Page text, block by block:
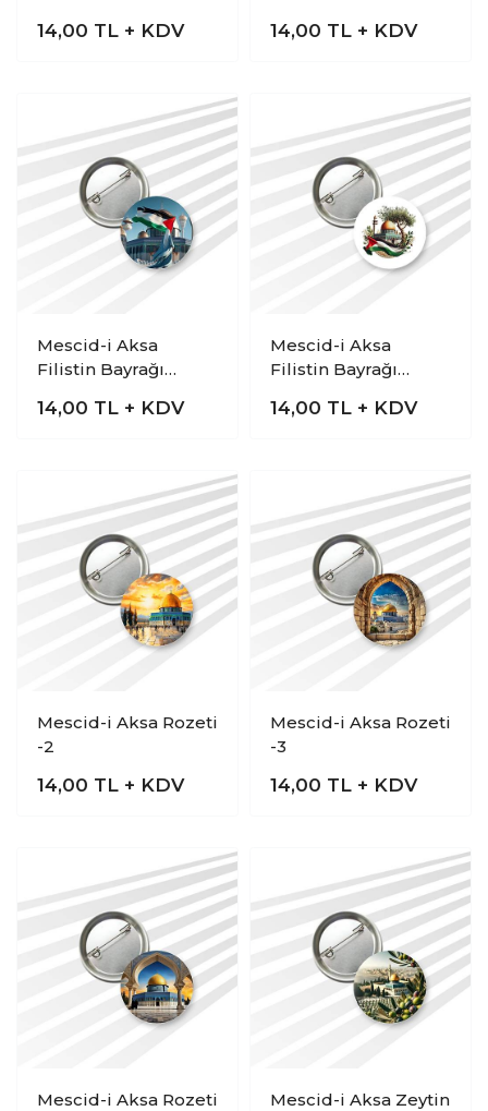
14,00 TL + KDV 14,00 TL + KDV
Mescid-i Aksa
Filistin Bayrağı
14,00 TL + KDV
Mescid-i Aksa
Filistin Bayrağı
14,00 TL + KDV
Mescid-i Aksa Rozeti
-2
14,00 TL + KDV
Mescid-i Aksa Rozeti
-3
14,00 TL + KDV
Mescid-i Aksa Rozeti
Mescid-i Aksa Zeytin